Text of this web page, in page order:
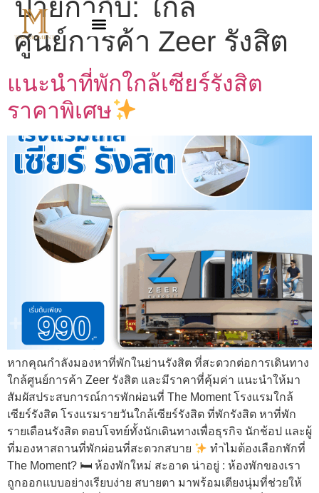
ป้ายกำกับ: ใกล้
ศูนย์การค้า Zeer รังสิต
แนะนำที่พักใกล้เซียร์รังสิต
ราคาพิเศษ
หากคุณกำลังมองหาที่พักในย่านรังสิต ที่สะดวกต่อการเดินทาง
ใกล้ศูนย์การค้า Zeer รังสิต และมีราคาที่คุ้มค่า แนะนำให้มา
สัมผัสประสบการณ์การพักผ่อนที่ The Moment โรงแรมใกล้
เซียร์รังสิต โรงแรมรายวันใกล้เซียร์รังสิต ที่พักรังสิต หาที่พัก
รายเดือนรังสิต ตอบโจทย์ทั้งนักเดินทางเพื่อธุรกิจ นักช้อป และผู้
ที่มองหาสถานที่พักผ่อนที่สะดวกสบาย
ทำไมต้องเลือกพักที่
The Moment? 🛏 ห้องพักใหม่ สะอาด น่าอยู่ : ห้องพักของเรา
ถูกออกแบบอย่างเรียบง่าย สบายตา มาพร้อมเตียงนุ่มที่ช่วยให้